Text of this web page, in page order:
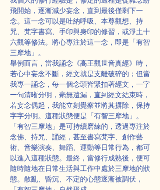
飛開始，逐漸減少妄念，直到最後僅剩下一
念。這一念可以是吐納呼吸、本尊觀想、持
咒、梵字書寫、手印與身印的修習，或淨土十
六觀等修法。將心專注於這一念，即是「有智
三摩地」。
舉例而言，當我誦念《高王觀世音真經》時，
若心中妄念不斷，經文就是支離破碎的；但當
我專一誦念，每一個念頭皆緊扣著經文，一字
一句清晰分明，毫無遺漏，直到經文結束時，
若妄念偶起，我能立刻覺察並將其摒除，保持
字字分明。這種狀態便是「有智三摩地」。
「有智三摩地」是可持續磨練的，透過專注於
念佛、持咒、誦經，甚至書寫梵字、創作藝
術、音樂演奏、舞蹈、運動等日常行為，都可
以進入這種狀態。最終，當修行成熟後，便可
隨時隨地在日常生活與工作中處於三摩地的狀
態。散亂、昏沉、不定的心態逐漸被調伏，